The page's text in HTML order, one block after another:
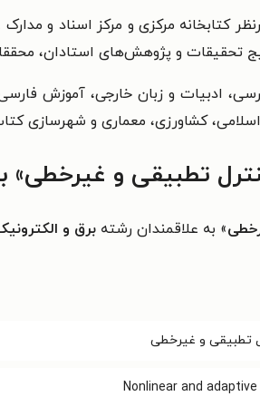
کتابخانه مرکزی و مرکز اسناد و
تحقیقات و پژوهش‌های استادان،
ادبیات و زبان خارجی، آموزش فارسی
کشاورزی، معماری و شهرسازی
تطبیقی و غیرخطی»
» به علاقمندان رشته برق و
تطبیقی و غیرخطی
Nonlinear and